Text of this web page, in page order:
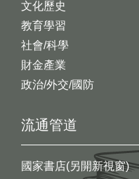
文化歷史
教育學習
社會/科學
財金產業
政治/外交/國防
流通管道
國家書店(另開新視窗)